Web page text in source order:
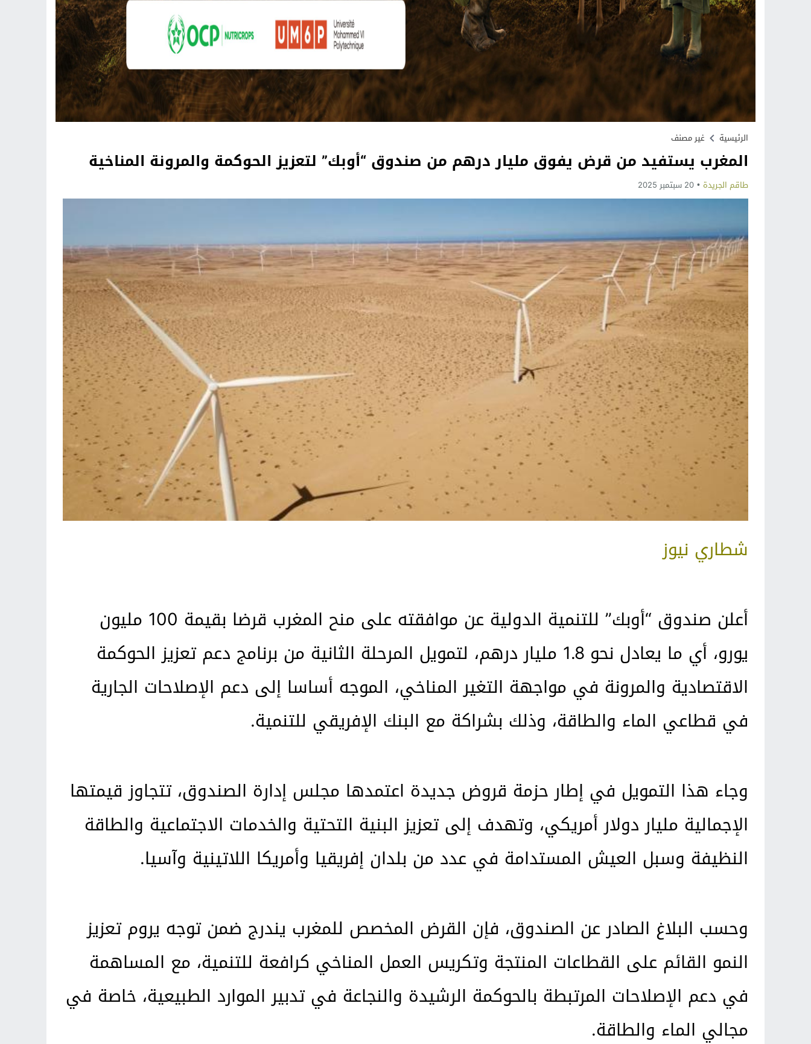
الرئيسية غير مصنف
المغرب يستفيد من قرض يفوق مليار درهم من صندوق “أوبك” لتعزيز الحوكمة والمرونة المناخية
طاقم الجريدة 20 سبتمبر 2025
شطاري نيوز
أعلن صندوق “أوبك” للتنمية الدولية عن موافقته على منح المغرب قرضا بقيمة 100 مليون
يورو، أي ما يعادل نحو 1.8 مليار درهم، لتمويل المرحلة الثانية من برنامج دعم تعزيز الحوكمة
الاقتصادية والمرونة في مواجهة التغير المناخي، الموجه أساسا إلى دعم الإصلاحات الجارية
في قطاعي الماء والطاقة، وذلك بشراكة مع البنك الإفريقي للتنمية.
وجاء هذا التمويل في إطار حزمة قروض جديدة اعتمدها مجلس إدارة الصندوق، تتجاوز قيمتها
الإجمالية مليار دولار أمريكي، وتهدف إلى تعزيز البنية التحتية والخدمات الاجتماعية والطاقة
النظيفة وسبل العيش المستدامة في عدد من بلدان إفريقيا وأمريكا اللاتينية وآسيا.
وحسب البلاغ الصادر عن الصندوق، فإن القرض المخصص للمغرب يندرج ضمن توجه يروم تعزيز
النمو القائم على القطاعات المنتجة وتكريس العمل المناخي كرافعة للتنمية، مع المساهمة
في دعم الإصلاحات المرتبطة بالحوكمة الرشيدة والنجاعة في تدبير الموارد الطبيعية، خاصة في
مجالي الماء والطاقة.